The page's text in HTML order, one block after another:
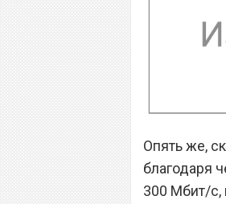
Опять же,
благодаря
300 Мбит/с,